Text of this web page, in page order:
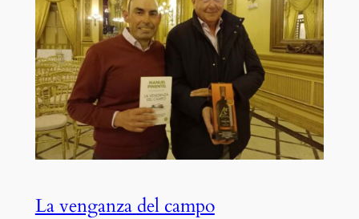
La venganza del campo